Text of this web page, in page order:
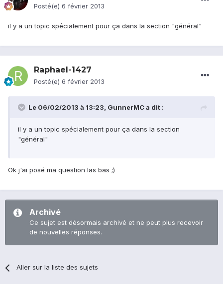
Posté(e) 6 février 2013
il y a un topic spécialement pour ça dans la section "général"
Raphael-1427
Posté(e) 6 février 2013
Le 06/02/2013 à 13:23, GunnerMC a dit :
il y a un topic spécialement pour ça dans la section
"général"
Ok j'ai posé ma question las bas ;)
Archivé
Ce sujet est désormais archivé et ne peut plus recevoir
de nouvelles réponses.
Aller sur la liste des sujets